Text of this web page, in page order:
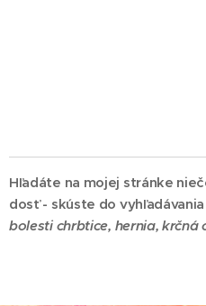
Hľadáte na mojej stránke
dosť - skúste do
bolesti chrbtice, hernia, krčná